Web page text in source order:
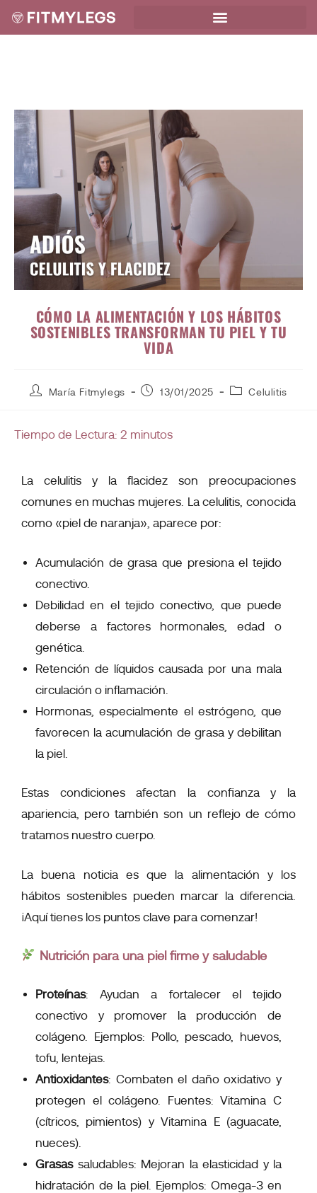
CÓMO LA ALIMENTACIÓN Y LOS HÁBITOS
SOSTENIBLES TRANSFORMAN TU PIEL Y TU
VIDA
María Fitmylegs 13/01/2025 Celulitis
Tiempo de Lectura: 2 minutos
La celulitis y la flacidez son preocupaciones
comunes en muchas mujeres. La celulitis, conocida
como «piel de naranja», aparece por:
Acumulación de grasa que presiona el tejido
conectivo.
Debilidad en el tejido conectivo, que puede
deberse a factores hormonales, edad o
genética.
Retención de líquidos causada por una mala
circulación o inflamación.
Hormonas, especialmente el estrógeno, que
favorecen la acumulación de grasa y debilitan
la piel.
Estas condiciones afectan la confianza y la
apariencia, pero también son un reflejo de cómo
tratamos nuestro cuerpo.
La buena noticia es que la alimentación y los
hábitos sostenibles pueden marcar la diferencia.
¡Aquí tienes los puntos clave para comenzar!
Nutrición para una piel firme y saludable
Proteínas: Ayudan a fortalecer el tejido
conectivo y promover la producción de
colágeno. Ejemplos: Pollo, pescado, huevos,
tofu, lentejas.
Antioxidantes: Combaten el daño oxidativo y
protegen el colágeno. Fuentes: Vitamina C
(cítricos, pimientos) y Vitamina E (aguacate,
nueces).
Grasas saludables: Mejoran la elasticidad y la
hidratación de la piel. Ejemplos: Omega-3 en